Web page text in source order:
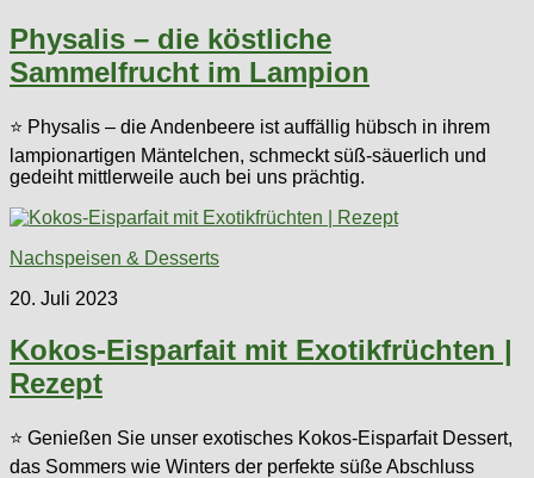
Physalis – die köstliche
Sammelfrucht im Lampion
⭐ Physalis – die Andenbeere ist auffällig hübsch in ihrem
lampionartigen Mäntelchen, schmeckt süß-säuerlich und
gedeiht mittlerweile auch bei uns prächtig.
Nachspeisen & Desserts
20. Juli 2023
Kokos-Eisparfait mit Exotikfrüchten |
Rezept
⭐ Genießen Sie unser exotisches Kokos-Eisparfait Dessert,
das Sommers wie Winters der perfekte süße Abschluss